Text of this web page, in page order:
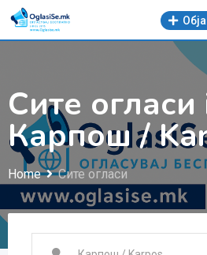
Skip
Сите огласи
Карпош /
Home Сите огласи